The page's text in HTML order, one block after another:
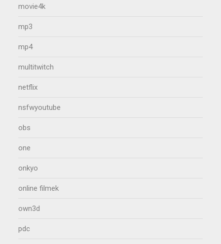
movie4k
mp3
mp4
multitwitch
netflix
nsfwyoutube
obs
one
onkyo
online filmek
own3d
pdc